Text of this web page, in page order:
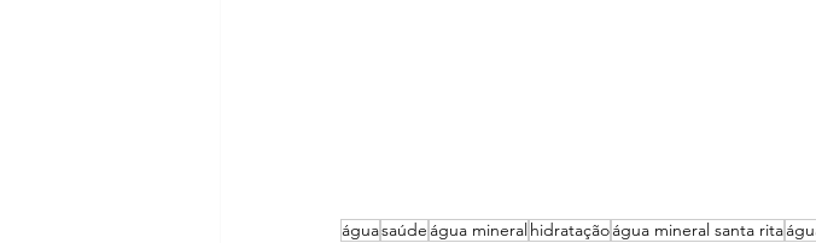
águasaúde água mineralhidrataçãoágua mineral santa rita